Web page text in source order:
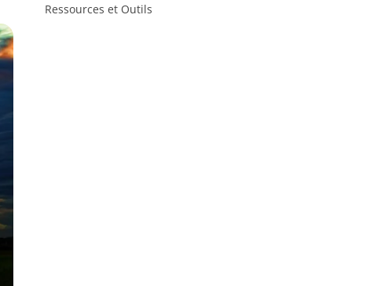
Ressources et Outils